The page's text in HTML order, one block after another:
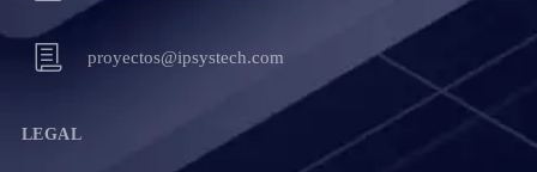
proyectos@ipsystech.com
LEGAL